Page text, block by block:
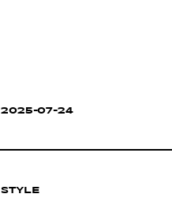
2025-07-24
STYLE